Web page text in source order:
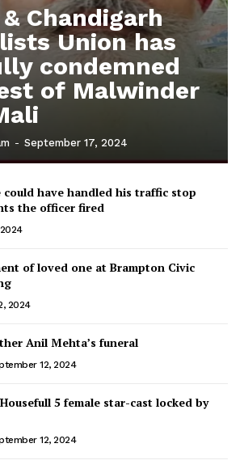
Chandigarh
Union has
condemned
of Malwinder
- September 17, 2024
could have handled his traffic stop
the officer fired
of loved one at Brampton Civic
2024
Anil Mehta’s funeral
12, 2024
5 female star-cast locked by
12, 2024